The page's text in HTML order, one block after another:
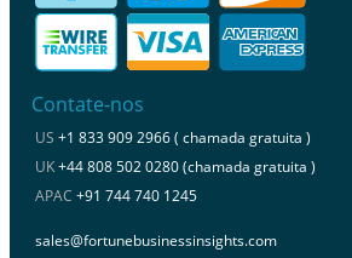
Contate-nos
US +1 833 909 2966 ( chamada gratuita )
UK+44 808 502 0280 (chamada gratuita )
APAC +91 744 740 1245
sales@fortunebusinessinsights.com